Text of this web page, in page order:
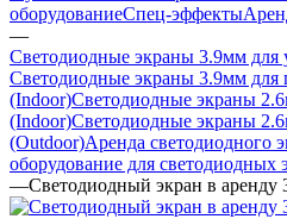
оборудованиеСпец-эффекты
—
Светодиодные экраны 3.9мм для
Светодиодные экраны 3.9мм для
(Indoor)Светодиодные экраны
(Indoor)Светодиодные экраны
(Outdoor)Аренда светодиодного
оборудование для светодиодных
—Светодиодный экран в